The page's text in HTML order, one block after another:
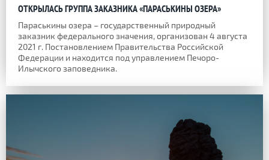
ОТКРЫЛАСЬ ГРУППА ЗАКАЗНИКА «ПАРАСЬКИНЫ ОЗЕРА»
Параськины озера – государственный природный
заказник федерального значения, организован 4 августа
2021 г. Постановлением Правительства Российской
Федерации и находится под управлением Печоро-
Илычского заповедника.